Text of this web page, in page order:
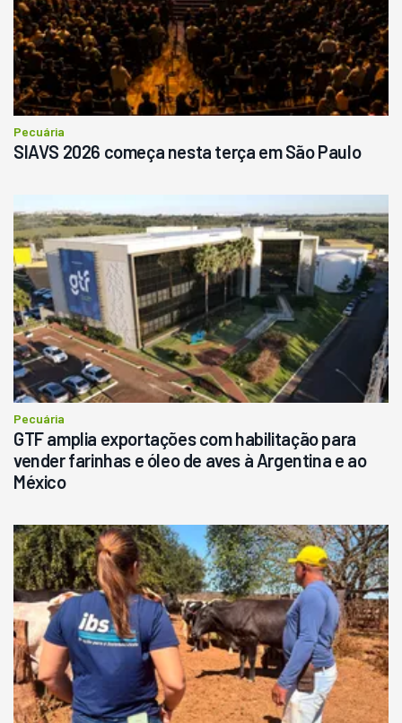
R$ 145.000
Consultar
Pecuária
SIAVS 2026 começa nesta terça em São Paulo
Pecuária
GTF amplia exportações com habilitação para
vender farinhas e óleo de aves à Argentina e ao
México